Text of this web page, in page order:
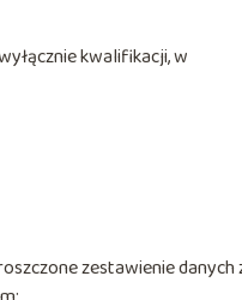
kwalifikacji, w
zestawienie danych